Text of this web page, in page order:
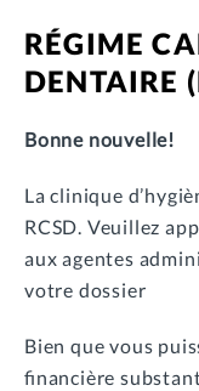
RÉGIME
DENTAIRE
Bonne nouvelle!
La clinique
RCSD. Veuillez
aux agentes
votre dossier
Bien que vous
ﬁnancière